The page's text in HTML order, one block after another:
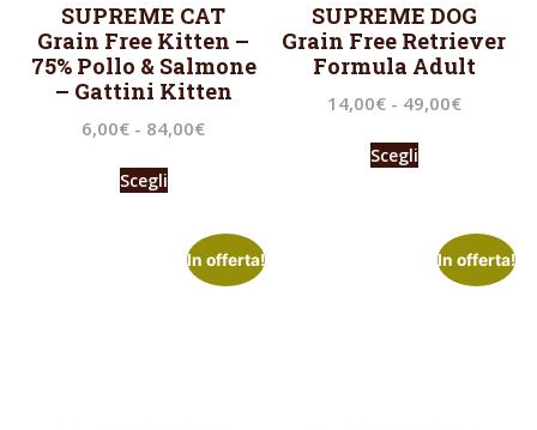
SUPREME CAT
Grain Free Kitten –
75% Pollo & Salmone
– Gattini Kitten
6,00€ - 84,00€
Scegli
SUPREME DOG
Grain Free Retriever
Formula Adult
14,00€ - 49,00€
Scegli
In offerta! In offerta!